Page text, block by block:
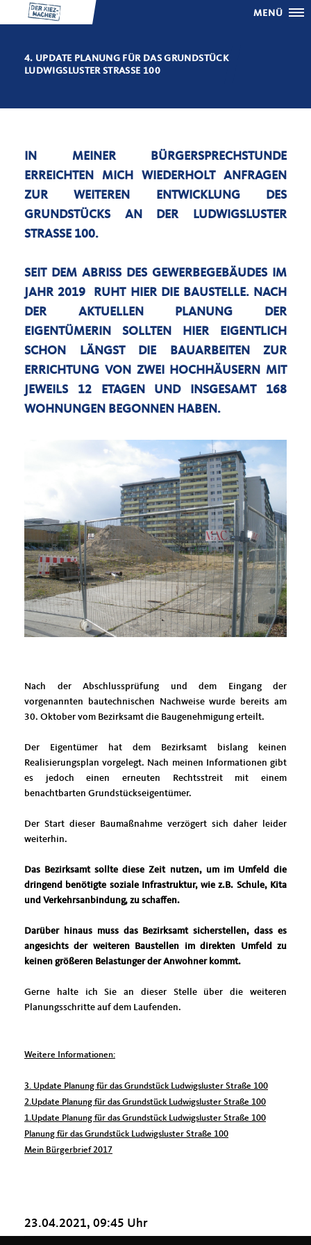
MENÜ
4. UPDATE PLANUNG FÜR DAS GRUNDSTÜCK
LUDWIGSLUSTER STRASSE 100
IN MEINER BÜRGERSPRECHSTUNDE
ERREICHTEN MICH WIEDERHOLT ANFRAGEN
ZUR WEITEREN ENTWICKLUNG DES
GRUNDSTÜCKS AN DER LUDWIGSLUSTER
STRASSE 100.
SEIT DEM ABRISS DES GEWERBEGEBÄUDES IM
JAHR 2019 RUHT HIER DIE BAUSTELLE. NACH
DER AKTUELLEN PLANUNG DER
EIGENTÜMERIN SOLLTEN HIER EIGENTLICH
SCHON LÄNGST DIE BAUARBEITEN ZUR
ERRICHTUNG VON ZWEI HOCHHÄUSERN MIT
JEWEILS 12 ETAGEN UND INSGESAMT 168
WOHNUNGEN BEGONNEN HABEN.
Nach der Abschlussprüfung und dem Eingang der
vorgenannten bautechnischen Nachweise wurde bereits am
30. Oktober vom Bezirksamt die Baugenehmigung erteilt.
Der Eigentümer hat dem Bezirksamt bislang keinen
Realisierungsplan vorgelegt. Nach meinen Informationen gibt
es jedoch einen erneuten Rechtsstreit mit einem
benachtbarten Grundstückseigentümer.
Der Start dieser Baumaßnahme verzögert sich daher leider
weiterhin.
Das Bezirksamt sollte diese Zeit nutzen, um im Umfeld die
dringend benötigte soziale Infrastruktur, wie z.B. Schule, Kita
und Verkehrsanbindung, zu schaffen.
Darüber hinaus muss das Bezirksamt sicherstellen, dass es
angesichts der weiteren Baustellen im direkten Umfeld zu
keinen größeren Belastunger der Anwohner kommt.
Gerne halte ich Sie an dieser Stelle über die weiteren
Planungsschritte auf dem Laufenden.
Weitere Informationen:
3. Update Planung für das Grundstück Ludwigsluster Straße 100
2.Update Planung für das Grundstück Ludwigsluster Straße 100
1.Update Planung für das Grundstück Ludwigsluster Straße 100
Planung für das Grundstück Ludwigsluster Straße 100
Mein Bürgerbrief 2017
23.04.2021, 09:45 Uhr